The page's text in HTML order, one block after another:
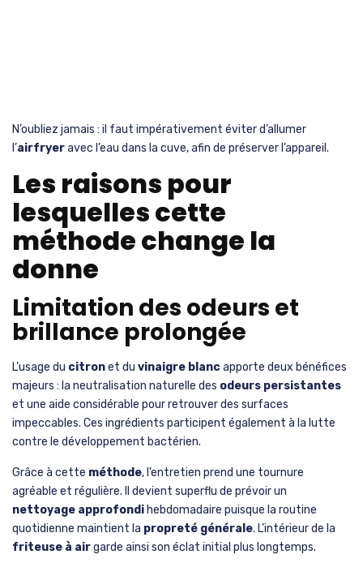
N’oubliez jamais : il faut impérativement éviter d’allumer
l’airfryeravec l’eau dans la cuve, afin de préserver l’appareil.
Les raisons pour
lesquelles cette
méthode change la
donne
Limitation des odeurs et
brillance prolongée
L’usage du citronet du vinaigre blancapporte deux bénéfices
majeurs : la neutralisation naturelle des odeurs persistantes
et une aide considérable pour retrouver des surfaces
impeccables. Ces ingrédients participent également à la lutte
contre le développement bactérien.
Grâce à cette méthode, l’entretien prend une tournure
agréable et régulière. Il devient superflu de prévoir un
nettoyage approfondi hebdomadaire puisque la routine
quotidienne maintient la propreté générale. L’intérieur de la
friteuse à airgarde ainsi son éclat initial plus longtemps.